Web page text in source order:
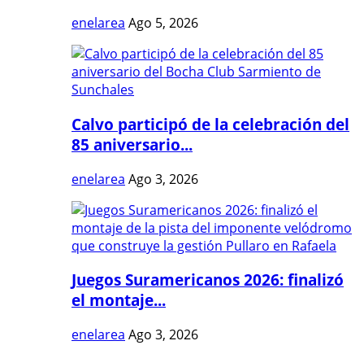
enelarea Ago 5, 2026
Calvo participó de la celebración del
85 aniversario...
enelarea Ago 3, 2026
Juegos Suramericanos 2026: finalizó
el montaje...
enelarea Ago 3, 2026